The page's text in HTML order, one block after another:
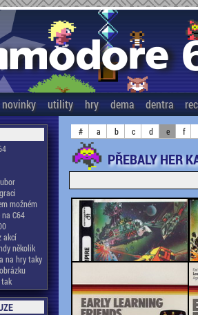
novinky utility hry dema dentra
možném
C64
akcí
několik
na hry taky
tak
# a b c d e f
PŘEBALY HER